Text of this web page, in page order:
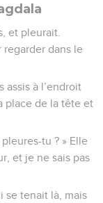
et pleurait.
regarder dans le
à l’endroit
place de la tête et
tu ? » Elle
et je ne sais pas
se tenait là, mais